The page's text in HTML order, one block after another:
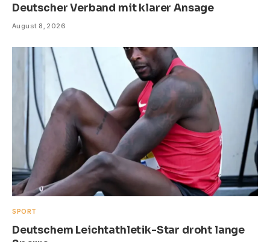
Deutscher Verband mit klarer Ansage
August 8, 2026
SPORT
Deutschem Leichtathletik-Star droht lange